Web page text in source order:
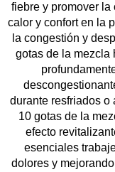
fiebre y promover
calor y confort en la
la congestión y
gotas de la mezcla
durante resfriados o
10 gotas de la
efecto
esenciales
dolores y